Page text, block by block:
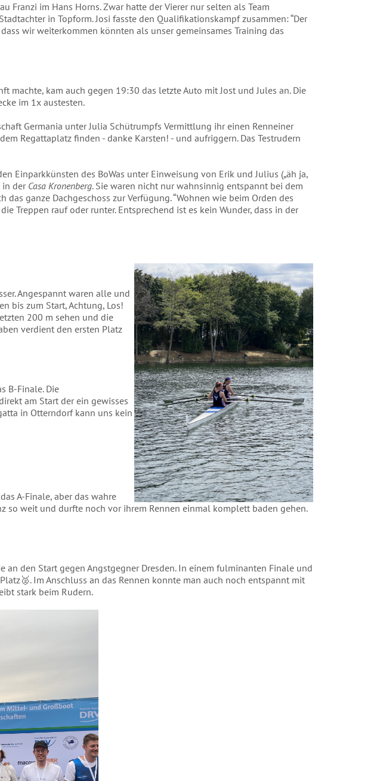
Franzi im Hans Horns. Zwar hatte der Vierer nur selten als Team
in Topform. Josi fasste den Qualifikationskampf zusammen: “Der
wir weiterkommen könnten als unser gemeinsames Training das
machte, kam auch gegen 19:30 das letzte Auto mit Jost und Jules an. Die
im 1x austesten.
Germania unter Julia Schütrumpfs Vermittlung ihr einen Renneiner
Regattaplatz finden - danke Karsten! - und aufriggern. Das Testrudern
Einparkkünsten des BoWas unter Einweisung von Erik und Julius („äh ja,
in der Casa Kronenberg. Sie waren nicht nur wahnsinnig entspannt bei dem
ganze Dachgeschoss zur Verfügung. “Wohnen wie beim Orden des
Treppen rauf oder runter. Entsprechend ist es kein Wunder, dass in der
Angespannt waren alle und
bis zum Start, Achtung, Los!
200 m sehen und die
verdient den ersten Platz
B-Finale. Die
am Start der ein gewisses
in Otterndorf kann uns kein
A-Finale, aber das wahre
so weit und durfte noch vor ihrem Rennen einmal komplett baden gehen.
an den Start gegen Angstgegner Dresden. In einem fulminanten Finale und
Im Anschluss an das Rennen konnte man auch noch entspannt mit
stark beim Rudern.